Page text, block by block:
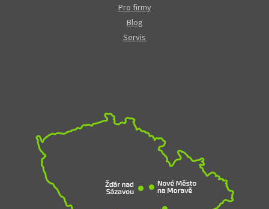
Pro firmy
Blog
Servis